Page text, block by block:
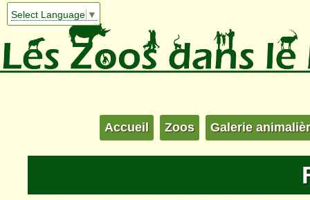
Select Language ▼
Accueil Zoos Galerie